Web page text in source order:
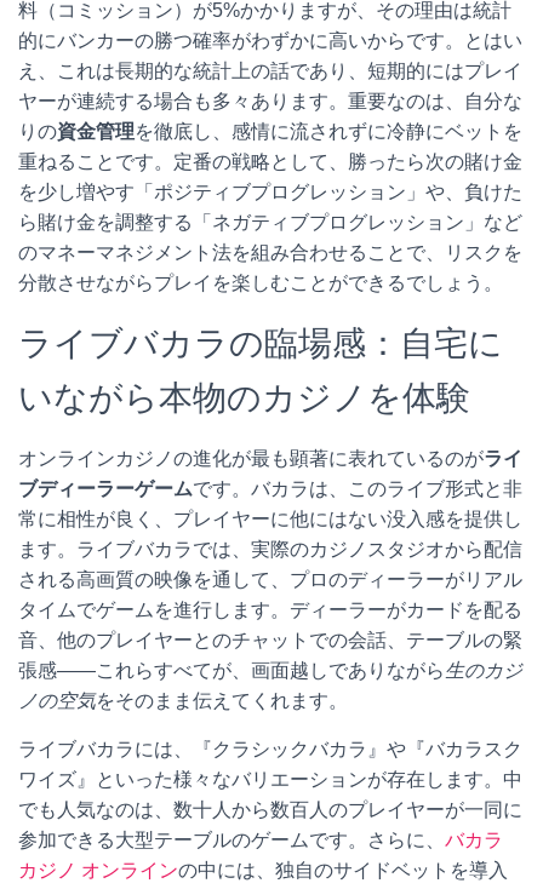
料（コミッション）が5%かかりますが、その理由は統計
的にバンカーの勝つ確率がわずかに高いからです。とはい
え、これは長期的な統計上の話であり、短期的にはプレイ
ヤーが連続する場合も多々あります。重要なのは、自分な
りの資金管理を徹底し、感情に流されずに冷静にベットを
重ねることです。定番の戦略として、勝ったら次の賭け金
を少し増やす「ポジティブプログレッション」や、負けた
ら賭け金を調整する「ネガティブプログレッション」など
のマネーマネジメント法を組み合わせることで、リスクを
分散させながらプレイを楽しむことができるでしょう。
ライブバカラの臨場感：自宅に
いながら本物のカジノを体験
オンラインカジノの進化が最も顕著に表れているのがライ
ブディーラーゲームです。バカラは、このライブ形式と非
常に相性が良く、プレイヤーに他にはない没入感を提供し
ます。ライブバカラでは、実際のカジノスタジオから配信
される高画質の映像を通して、プロのディーラーがリアル
タイムでゲームを進行します。ディーラーがカードを配る
音、他のプレイヤーとのチャットでの会話、テーブルの緊
張感——これらすべてが、画面越しでありながら生のカジ
ノの空気をそのまま伝えてくれます。
ライブバカラには、『クラシックバカラ』や『バカラスク
ワイズ』といった様々なバリエーションが存在します。中
でも人気なのは、数十人から数百人のプレイヤーが一同に
参加できる大型テーブルのゲームです。さらに、 バカラ
カジノ オンラインの中には、独自のサイドベットを導入